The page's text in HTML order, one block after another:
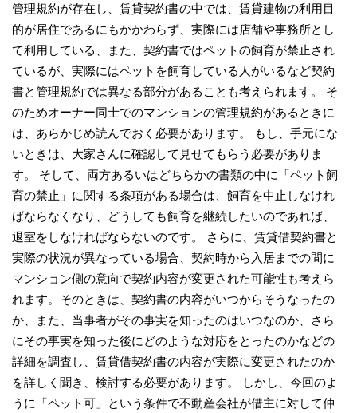
管理規約が存在し、賃貸契約書の中では、賃貸建物の利用目
的が居住であるにもかかわらず、実際には店舗や事務所とし
て利用している、また、契約書ではペットの飼育が禁止され
ているが、実際にはペットを飼育している人がいるなど契約
書と管理規約では異なる部分があることも考えられます。 そ
のためオーナー同士でのマンションの管理規約があるときに
は、あらかじめ読んでおく必要があります。 もし、手元にな
いときは、大家さんに確認して見せてもらう必要がありま
す。 そして、両方あるいはどちらかの書類の中に「ペット飼
育の禁止」に関する条項がある場合は、飼育を中止しなけれ
ばならなくなり、どうしても飼育を継続したいのであれば、
退室をしなければならないのです。 さらに、賃貸借契約書と
実際の状況が異なっている場合、契約時から入居までの間に
マンション側の意向で契約内容が変更された可能性も考えら
れます。そのときは、契約書の内容がいつからそうなったの
か、また、当事者がその事実を知ったのはいつなのか、さら
にその事実を知った後にどのような対応をとったのかなどの
詳細を調査し、賃貸借契約書の内容が実際に変更されたのか
を詳しく聞き、検討する必要があります。 しかし、今回のよ
うに「ペット可」という条件で不動産会社が借主に対して仲